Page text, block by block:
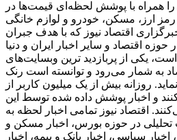
را همراه با پوشش لحظه‌ای قیمت‌ها در
رمز ارز، مسکن، خودرو و لوازم خانگی
اقتصاد نیوز که با هدف جبران
اقتصاد و سایر اخبار ایران و دنیا
یکی از پربازدید ترین وبسایت‌های
به شمار می‌رود و توانسته است رنک
روزانه بیش از یک میلیون کاربر از
و اخبار پوشش داده شده توسط این
اقتصاد نیوز تمامی اخبار لحظه به
تحلیلی در حوزه بورس، اخبار مسکن و
سیاسی، اخبار بانک و بیمه، اخبار